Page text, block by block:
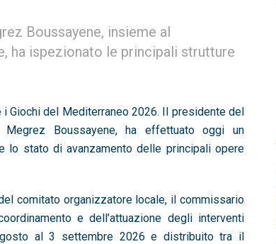
Boussayene, insieme al
ha ispezionato le principali strutture
Giochi del Mediterraneo 2026. Il presidente del
Megrez Boussayene, ha effettuato oggi un
lo stato di avanzamento delle principali opere
comitato organizzatore locale, il commissario
e dell’attuazione degli interventi
al 3 settembre 2026 e distribuito tra il